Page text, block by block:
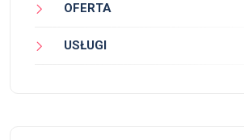
OFERTA
USŁUGI